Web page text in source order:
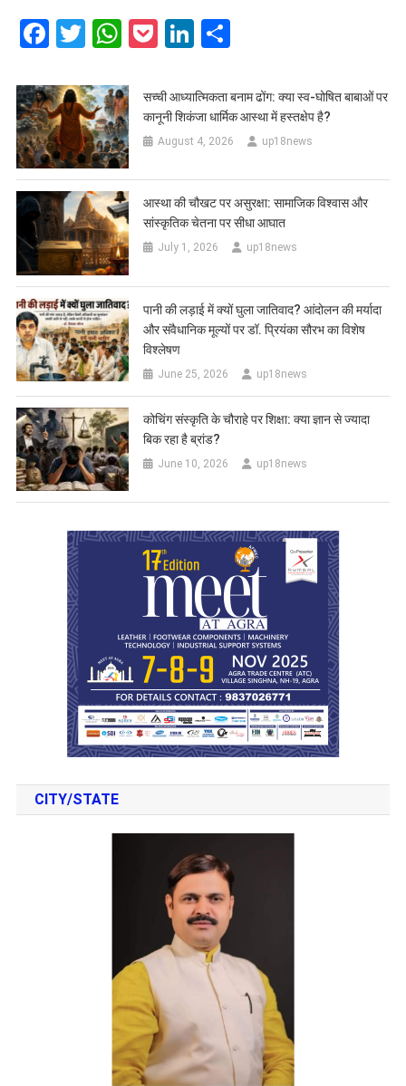
Facebook
Twitter
WhatsApp
PocketLinkedIn
सच्ची आध्यात्मिकता बनाम ढोंग: क्या स्व-घोषित बाबाओं पर
कानूनी शिकंजा धार्मिक आस्था में हस्तक्षेप है?
August 4, 2026 up18news
आस्था की चौखट पर असुरक्षा: सामाजिक विश्वास और
सांस्कृतिक चेतना पर सीधा आघात
July 1, 2026 up18news
पानी की लड़ाई में क्यों घुला जातिवाद? आंदोलन की मर्यादा
और संवैधानिक मूल्यों पर डॉ. प्रियंका सौरभ का विशेष
विश्लेषण
June 25, 2026 up18news
कोचिंग संस्कृति के चौराहे पर शिक्षा: क्या ज्ञान से ज्यादा
बिक रहा है ब्रांड?
June 10, 2026 up18news
CITY/STATE